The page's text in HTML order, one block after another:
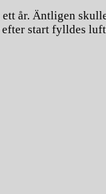
ett år. Äntligen
start fylldes